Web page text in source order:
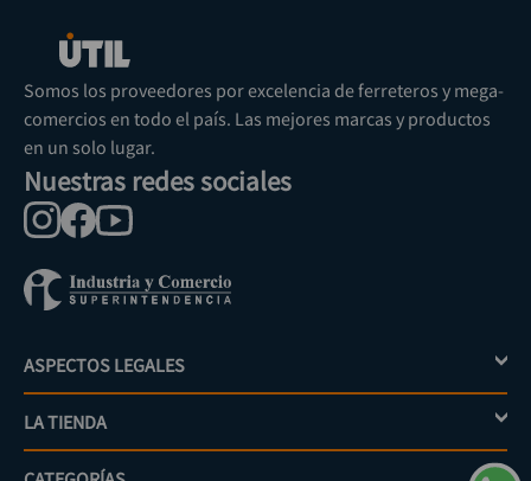
Somos los proveedores por excelencia de ferreteros y mega-
comercios en todo el país. Las mejores marcas y productos
en un solo lugar.
Nuestras redes sociales
ASPECTOS LEGALES +
Política de tratamiento de datos personales
LA TIENDA +